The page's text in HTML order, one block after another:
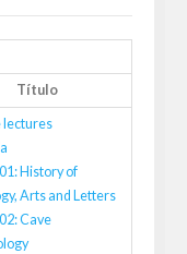
Título
lectures
History of
Arts and Letters
Cave